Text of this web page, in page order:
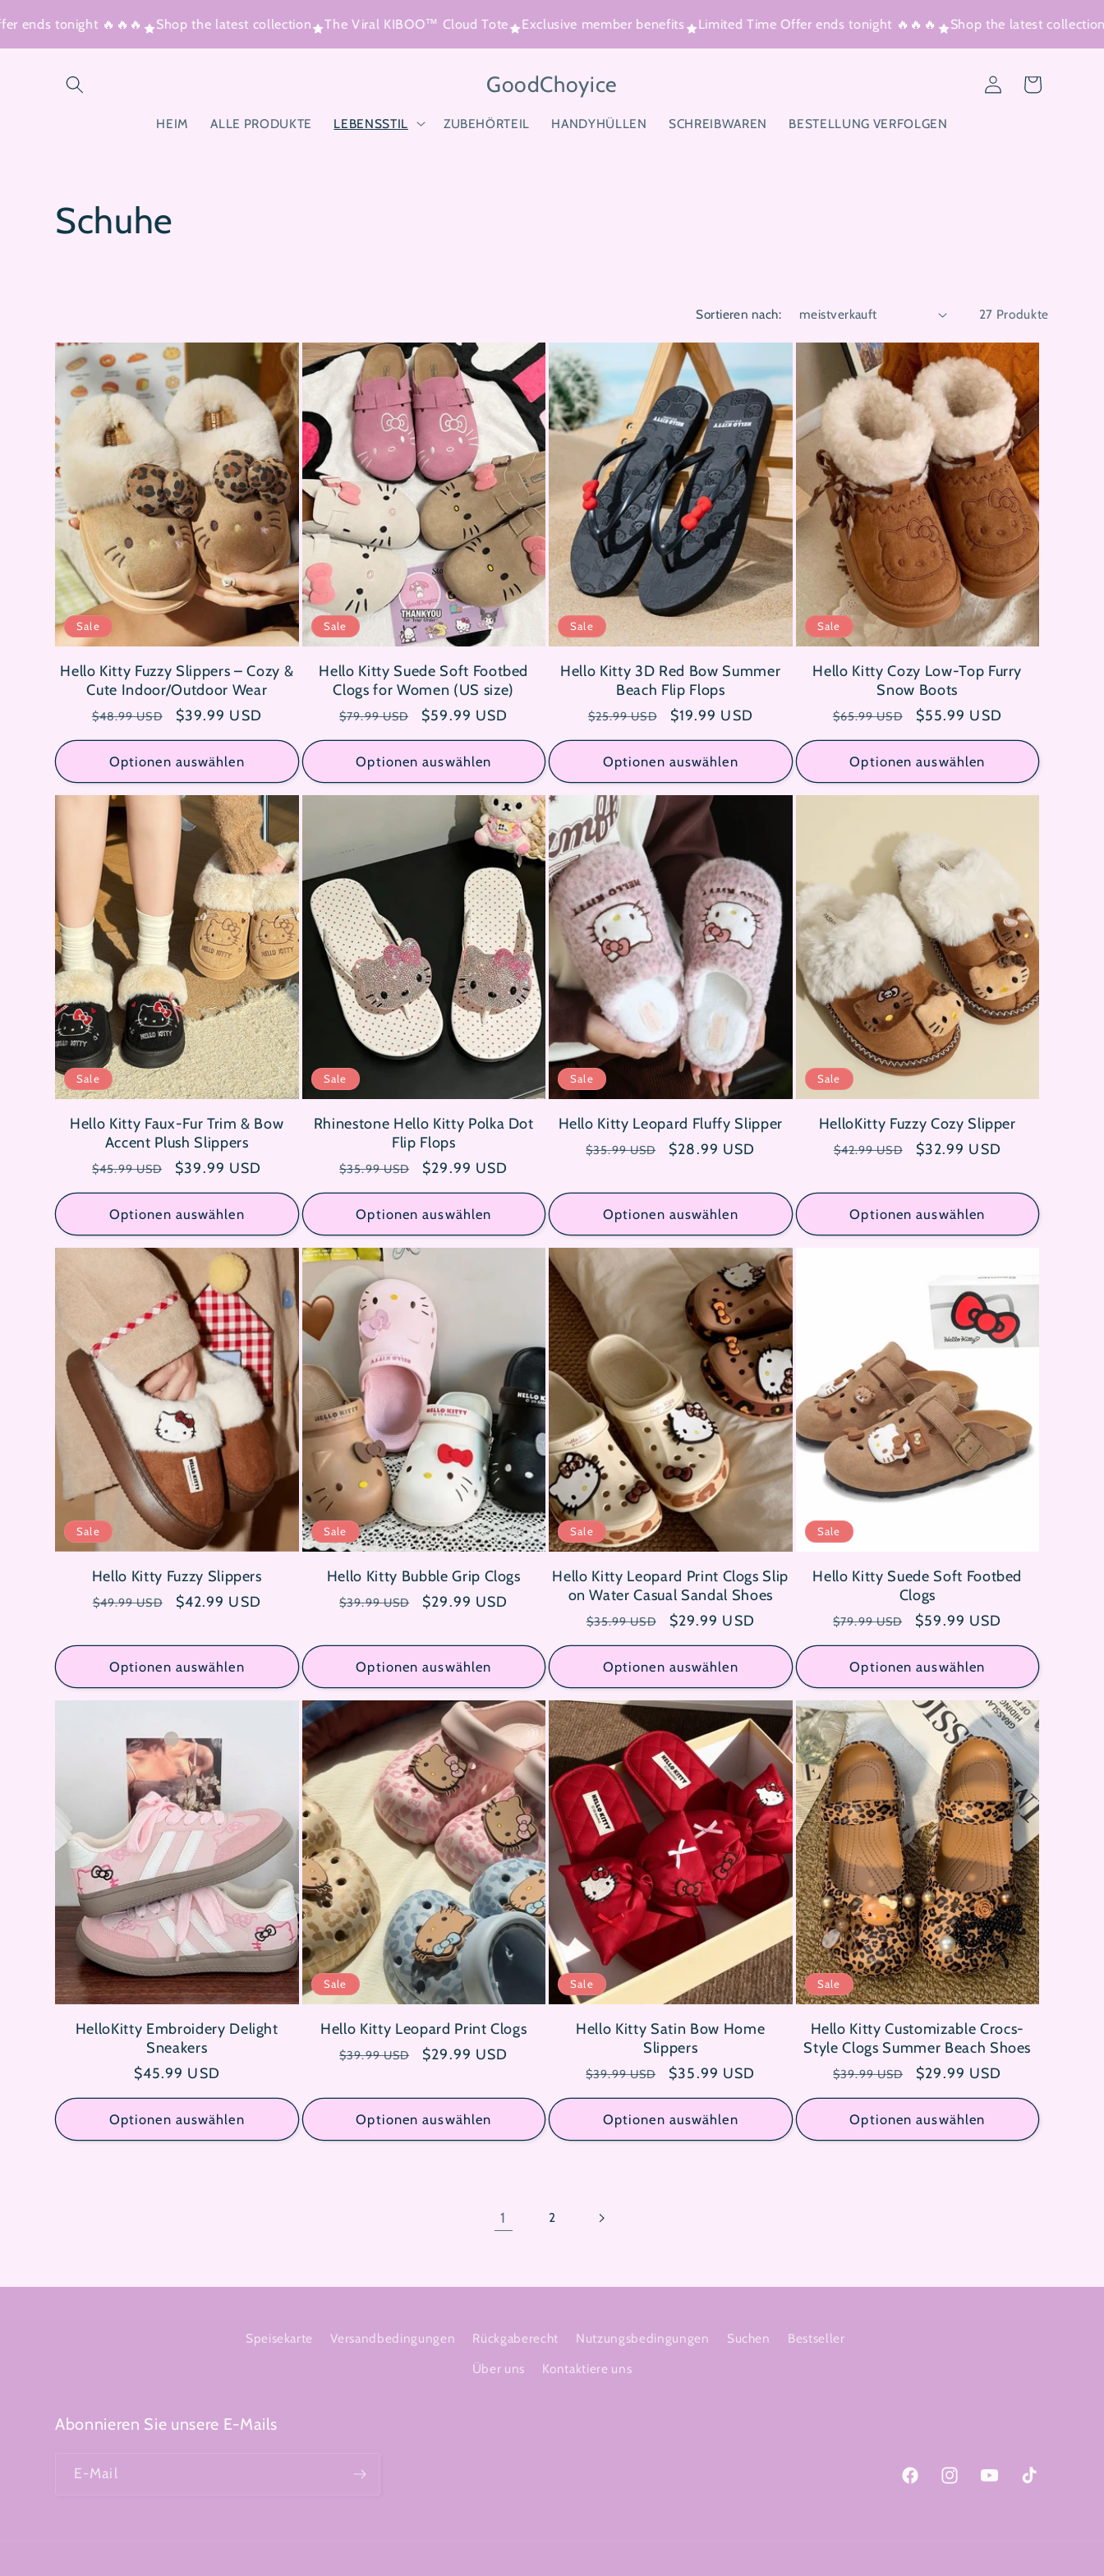
zum
tonight 🔥🔥🔥 Shop the latest collection The Viral KIBOO™ Cloud Tote Exclusive member benefits Limited Time Offer ends tonight 🔥🔥🔥 Shop the latest collection
GoodChoyice
HEIM ALLE PRODUKTE LEBENSSTIL ZUBEHÖRTEIL HANDYHÜLLEN SCHREIBWAREN BESTELLUNG VERFOLGEN
EinloggenWarenkorb
K
e
g
o
r
i
e
:
Schuhe
Sortieren nach: 27 Produkte
Sale
Hello Kitty Fuzzy Slippers – Cozy &
Cute Indoor/Outdoor Wear
Normaler
Preis
$48.99 USD Verkaufspreis
$39.99 USD
Optionen auswählen
Sale
Hello Kitty Suede Soft Footbed
Clogs for Women (US size)
Normaler
Preis
$79.99 USD Verkaufspreis
$59.99 USD
Optionen auswählen
Sale
Hello Kitty 3D Red Bow Summer
Beach Flip Flops
Normaler
Preis
$25.99 USD Verkaufspreis
$19.99 USD
Optionen auswählen
Sale
Hello Kitty Cozy Low-Top Furry
Snow Boots
Normaler
Preis
$65.99 USD Verkaufspreis
$55.99 USD
Optionen auswählen
Sale
Hello Kitty Faux-Fur Trim & Bow
Accent Plush Slippers
Normaler
Preis
$45.99 USD Verkaufspreis
$39.99 USD
Optionen auswählen
Sale
Rhinestone Hello Kitty Polka Dot
Flip Flops
Normaler
Preis
$35.99 USD Verkaufspreis
$29.99 USD
Optionen auswählen
Sale
Hello Kitty Leopard Fluffy Slipper
Normaler
$35.99 USD Verkaufspreis
$28.99 USD
Optionen auswählen
Sale
HelloKitty Fuzzy Cozy Slipper
Normaler
$42.99 USD Verkaufspreis
$32.99 USD
Optionen auswählen
Sale
Hello Kitty Fuzzy Slippers
Normaler
$49.99 USD Verkaufspreis
$42.99 USD
Optionen auswählen
Sale
Hello Kitty Bubble Grip Clogs
Normaler
$39.99 USD Verkaufspreis
$29.99 USD
Optionen auswählen
Sale
Hello Kitty Leopard Print Clogs Slip
on Water Casual Sandal Shoes
Normaler
Preis
$35.99 USD Verkaufspreis
$29.99 USD
Optionen auswählen
Sale
Hello Kitty Suede Soft Footbed
Clogs
Normaler
Preis
$79.99 USD Verkaufspreis
$59.99 USD
Optionen auswählen
HelloKitty Embroidery Delight
Sneakers
Normaler
Preis
$45.99 USD
Optionen auswählen
Sale
Hello Kitty Leopard Print Clogs
Normaler
$39.99 USD Verkaufspreis
$29.99 USD
Optionen auswählen
Sale
Hello Kitty Satin Bow Home
Slippers
Normaler
Preis
$39.99 USD Verkaufspreis
$35.99 USD
Optionen auswählen
Sale
Hello Kitty Customizable Crocs-
Style Clogs Summer Beach Shoes
Normaler
Preis
$39.99 USD Verkaufspreis
$29.99 USD
Optionen auswählen
1 2
Speisekarte Versandbedingungen Rückgaberecht Nutzungsbedingungen Suchen
Bestseller
Über uns
Kontaktiere uns
Abonnieren Sie unsere E-Mails
E-Mail
FacebookInstagramYouTubeTikTok